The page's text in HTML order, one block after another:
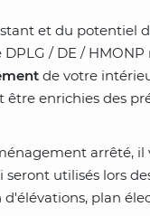
et du potentiel
/ DE / HMONP
de votre
être enrichies des
arrêté, il
seront utilisés lors
plan